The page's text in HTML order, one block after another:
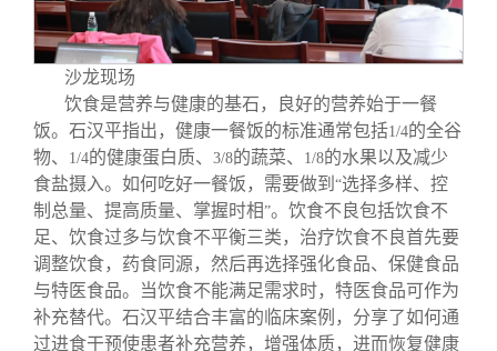
沙龙现场
饮食是营养与健康的基石，良好的营养始于一餐
饭。石汉平指出，健康一餐饭的标准通常包括1/4的全谷
物、
1/4的健康蛋白质、 3/8的蔬菜、 1/8的水果以及减少
食盐摄入。如何吃好一餐饭，需要做到 “选择多样、控
制总量、提高质量、掌握时相”。饮食不良包括饮食不
足、饮食过多与饮食不平衡三类，治疗饮食不良首先要
调整饮食，药食同源，然后再选择强化食品、保健食品
与特医食品。当饮食不能满足需求时，特医食品可作为
补充替代。石汉平结合丰富的临床案例，分享了如何通
过进食干预使患者补充营养，增强体质，进而恢复健康